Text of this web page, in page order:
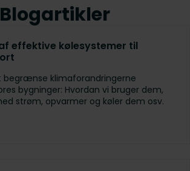
Blogartikler
effektive kølesystemer til
begrænse klimaforandringerne
bygninger: Hvordan vi bruger dem,
strøm, opvarmer og køler dem osv.